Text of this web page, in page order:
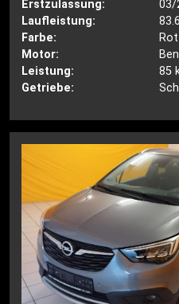
Erstzulassung:
03/
Laufleistung:
Farbe:
Motor:
Leistung:
85
Getriebe: